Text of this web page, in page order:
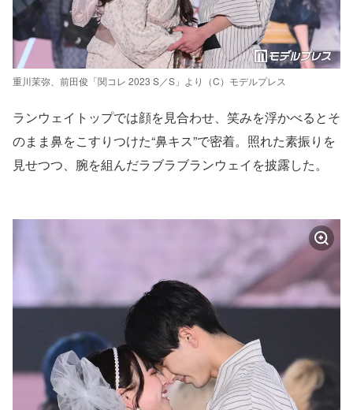
重川茉弥、前田俊「関コレ 2023 S／S」より（C）モデルプレス
ランウェイトップでは顔を見合わせ、笑みを浮かべるとそ
のまま鼻をこすりつけた“鼻キス”で密着。照れた素振りを
見せつつ、腕を組んだラブラブランウェイを披露した。